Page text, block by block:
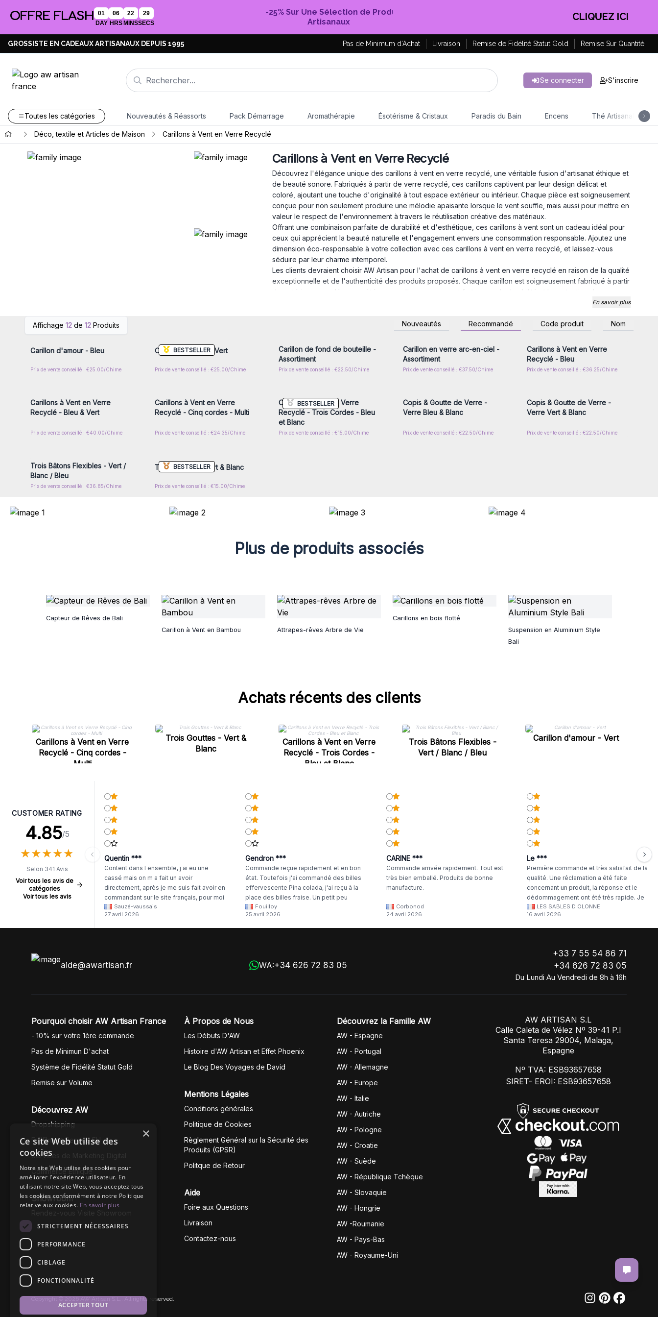
OFFRE FLASH
01
DAY
06
HRS
22
MINS
29
SECS
-25% Sur Une Sélection de Produits
Artisanaux
CLIQUEZ ICI
GROSSISTE EN CADEAUX ARTISANAUX DEPUIS 1995 Pas de Minimum d'Achat Livraison Remise de Fidélité Statut Gold Remise Sur Quantité
Se connecter S'inscrire
Toutes les catégories Nouveautés & Réassorts Pack Démarrage Aromathérapie Ésotérisme & Cristaux Paradis du Bain Encens Thé Artisanal
Déco, textile et Articles de Maison Carillons à Vent en Verre Recyclé
Carillons à Vent en Verre Recyclé
Découvrez l'élégance unique des carillons à vent en verre recyclé, une véritable fusion d'artisanat éthique et
de beauté sonore. Fabriqués à partir de verre recyclé, ces carillons captivent par leur design délicat et
coloré, ajoutant une touche d'originalité à tout espace extérieur ou intérieur. Chaque pièce est soigneusement
conçue pour non seulement produire une mélodie apaisante lorsque le vent souffle, mais aussi pour mettre en
valeur le respect de l'environnement à travers le réutilisation créative des matériaux.
Offrant une combinaison parfaite de durabilité et d'esthétique, ces carillons à vent sont un cadeau idéal pour
ceux qui apprécient la beauté naturelle et l'engagement envers une consommation responsable. Ajoutez une
dimension éco-responsable à votre collection avec ces carillons à vent en verre recyclé, et laissez-vous
séduire par leur charme intemporel.
Les clients devraient choisir AW Artisan pour l'achat de carillons à vent en verre recyclé en raison de la qualité
exceptionnelle et de l'authenticité des produits proposés. Chaque carillon est soigneusement fabriqué à partir
de matériaux recyclés, ce qui témoigne d'un engagement fort envers la durabilité et la protection de
l'environnement. En plus d'ajouter une touche unique et esthétique à tout espace, ces carillons produisent
également soutenir un commerce éthique qui valorise le savoir-faire artisanal. La transparence et l'intégrité de
objet, mais aussi une œuvre respectueuse de l'environnement et des artisans qui la créent. En choisissant AW
Artisan, les clients font le choix de la qualité, de l'authenticité et du respect des valeurs écologiques.
En savoir plus
Affichage 12 de 12 Produits Nouveautés Recommandé Code produit Nom
vous pour accéder aux prix de
gros
Carillon d'amour - Bleu
Prix de vente conseillé : €25.00/Chime
BESTSELLER
Carillon d'amour - Vert
Prix de vente conseillé : €25.00/Chime
Carillon de fond de bouteille -
Assortiment
Prix de vente conseillé : €22.50/Chime
Connectez-vous ou inscrivez-
vous pour accéder aux prix de
gros
Carillon en verre arc-en-ciel -
Assortiment
Prix de vente conseillé : €37.50/Chime
Connectez-vous ou inscrivez-
vous pour accéder aux prix de
gros
Carillons à Vent en Verre
Recyclé - Bleu
Prix de vente conseillé : €36.25/Chime
Connectez-vous ou inscrivez-
Carillons à Vent en Verre
Recyclé - Bleu & Vert
Prix de vente conseillé : €40.00/Chime
Connectez-vous ou inscrivez-
Carillons à Vent en Verre
Recyclé - Cinq cordes - Multi
Prix de vente conseillé : €24.35/Chime
BESTSELLER
Connectez-vous ou inscrivez-
Carillons à Vent en Verre
Recyclé - Trois Cordes - Bleu
et Blanc
Prix de vente conseillé : €15.00/Chime
Connectez-vous ou inscrivez-
Copis & Goutte de Verre -
Verre Bleu & Blanc
Prix de vente conseillé : €22.50/Chime
Connectez-vous ou inscrivez-
Copis & Goutte de Verre -
Verre Vert & Blanc
Prix de vente conseillé : €22.50/Chime
Connectez-vous ou inscrivez-
Trois Bâtons Flexibles - Vert /
Blanc / Bleu
Prix de vente conseillé : €36.85/Chime
BESTSELLER
Connectez-vous ou inscrivez-
Trois Gouttes - Vert & Blanc
Prix de vente conseillé : €15.00/Chime
Plus de produits associés
Capteur de Rêves de Bali
Carillon à Vent en Bambou
Attrapes-rêves Arbre de Vie
Carillons en bois flotté
Suspension en Aluminium Style
Bali
Achats récents des clients
Carillons à Vent en Verre
Recyclé - Cinq cordes -
Multi
Trois Gouttes - Vert &
Blanc
Carillons à Vent en Verre
Recyclé - Trois Cordes -
Bleu et Blanc
Trois Bâtons Flexibles -
Vert / Blanc / Bleu
Carillon d'amour - Vert
CUSTOMER RATING
4.85/5
★★★★★
★★★★★
Selon 341 Avis
Voir tous les avis de
catégories
Voir tous les avis
Quentin ***
Content dans l ensemble, j ai eu une
cassé mais on m a fait un avoir
directement, après je me suis fait avoir en
commandant sur le site français, pour moi
il était évident que les produits était de la
même langue mais raté tout est en
anglais.
Sauzé-vaussais
27 avril 2026
Gendron ***
Commande reçue rapidement et en bon
état. Toutefois j'ai commandé des billes
effervescente Pina colada, j'ai reçu à la
place des billes fraise. Un petit peu
dommage
Fouilloy
25 avril 2026
CARINE ***
Commande arrivée rapidement. Tout est
très bien emballé. Produits de bonne
manufacture.
Corbonod
24 avril 2026
Le ***
Première commande et très satisfait de la
qualité. Une réclamation a été faite
concernant un produit, la réponse et le
dédommagement ont été très rapide. Je
continuerai à commander chez WA Artisan
!
LES SABLES D OLONNE
16 avril 2026
aide@awartisan.fr WA:+34 626 72 83 05
+33 7 55 54 86 71
+34 626 72 83 05
Du Lundi Au Vendredi de 8h à 16h
Pourquoi choisir AW Artisan France
- 10% sur votre 1ère commande
Pas de Minimun D'achat
Système de Fidélité Statut Gold
Remise sur Volume
Découvrez AW
Dropshipping
Fullfilment Service EU
Services de Marketing Digital
Commerce Éthique
Showroom
À Propos de Nous
Les Débuts D'AW
Histoire d'AW Artisan et Effet Phoenix
Le Blog Des Voyages de David
Mentions Légales
Conditions générales
Politique de Cookies
Règlement Général sur la Sécurité des
Produits (GPSR)
Politque de Retour
Aide
Foire aux Questions
Livraison
Contactez-nous
Découvrez la Famille AW
AW - Espagne
AW - Portugal
AW - Allemagne
AW - Europe
AW - Italie
AW - Autriche
AW - Pologne
AW - Croatie
AW - Suède
AW - République Tchèque
AW - Slovaquie
AW - Hongrie
AW -Roumanie
AW - Pays-Bas
AW - Royaume-Uni
AW ARTISAN S.L
Calle Caleta de Vélez Nº 39-41 P.I
Santa Teresa 29004, Malaga,
Espagne
Nº TVA: ESB93657658
SIRET- EROI: ESB93657658
Copyright © 2026 AW Artisan S.L,. All rights reserved.
×
Ce site Web utilise des
cookies
Notre site Web utilise des cookies pour
améliorer l'expérience utilisateur. En
utilisant notre site Web, vous acceptez tous
les cookies conformément à notre Politique
relative aux cookies. En savoir plus
STRICTEMENT NÉCESSAIRES
PERFORMANCE
CIBLAGE
FONCTIONNALITÉ
ACCEPTER TOUT